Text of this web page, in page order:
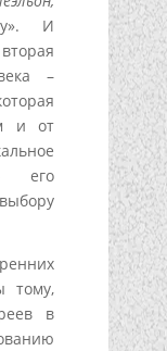
И
–
и от
его
тому,
в